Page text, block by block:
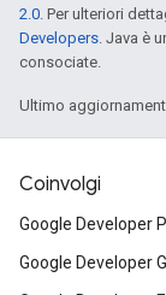
2.0. Per ulteriori
Developers. Java è
consociate.
Ultimo
Coinvolgi
Google Developer
Google Developer